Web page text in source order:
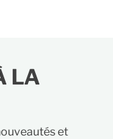
LA
et